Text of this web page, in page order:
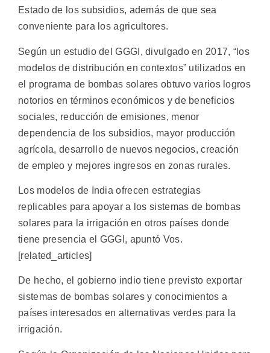
Estado de los subsidios, además de que sea
conveniente para los agricultores.
Según un estudio del GGGI, divulgado en 2017, “los
modelos de distribución en contextos” utilizados en
el programa de bombas solares obtuvo varios logros
notorios en términos económicos y de beneficios
sociales, reducción de emisiones, menor
dependencia de los subsidios, mayor producción
agrícola, desarrollo de nuevos negocios, creación
de empleo y mejores ingresos en zonas rurales.
Los modelos de India ofrecen estrategias
replicables para apoyar a los sistemas de bombas
solares para la irrigación en otros países donde
tiene presencia el GGGI, apuntó Vos.
[related_articles]
De hecho, el gobierno indio tiene previsto exportar
sistemas de bombas solares y conocimientos a
países interesados en alternativas verdes para la
irrigación.